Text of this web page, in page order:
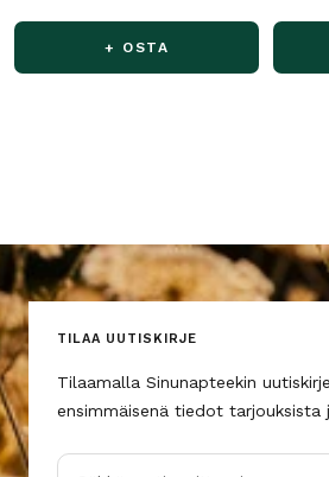
+ OSTA
TILAA UUTISKIRJE
Tilaamalla Sinunapteekin
ensimmäisenä tiedot tarjouksista